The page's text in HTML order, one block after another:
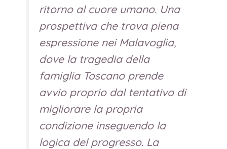
ritorno al cuore umano. Una
prospettiva che trova piena
espressione nei Malavoglia,
dove la tragedia della
famiglia Toscano prende
avvio proprio dal tentativo di
migliorare la propria
condizione inseguendo la
logica del progresso. La